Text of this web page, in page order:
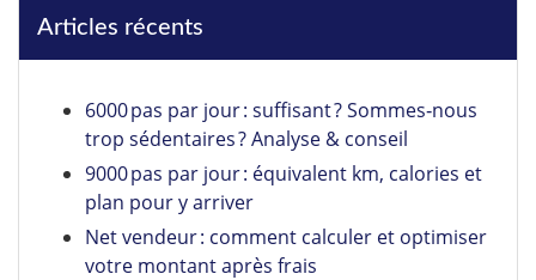
Articles récents
6000 pas par jour : suffisant ? Sommes‑nous
trop sédentaires ? Analyse & conseil
9000 pas par jour : équivalent km, calories et
plan pour y arriver
Net vendeur : comment calculer et optimiser
votre montant après frais